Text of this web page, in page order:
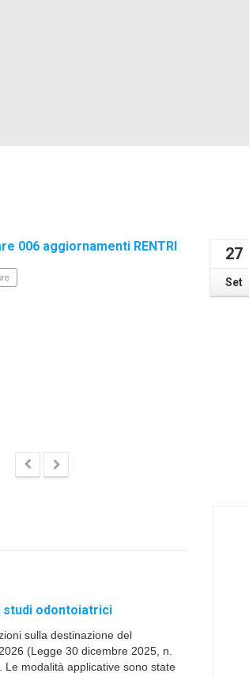
006 aggiornamenti RENTRI 27
Set
studi odontoiatrici
sulla destinazione del
(Legge 30 dicembre 2025, n.
modalità applicative sono state